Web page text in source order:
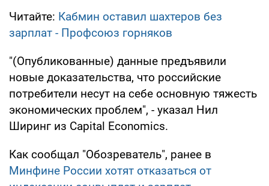
Читайте: Кабмин оставил шахтеров без
зарплат - Профсоюз горняков
"(Опубликованные) данные предъявили
новые доказательства, что российские
потребители несут на себе основную тяжесть
экономических проблем", - указал Нил
Ширинг из Capital Economics.
Как сообщал "Обозреватель", ранее в
Минфине России хотят отказаться от